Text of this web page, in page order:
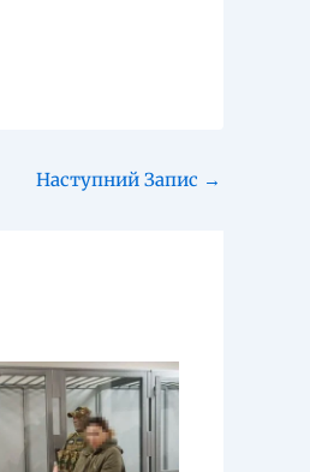
Наступний Запис →